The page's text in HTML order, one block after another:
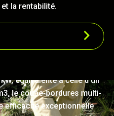
la rentabilité.
équivalente à celle d'un
le coupe-bordures multi-
efficacité exceptionnelle